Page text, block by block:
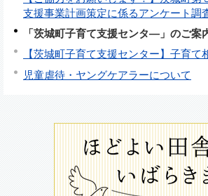
支援事業計画策定に係るアンケート調
「茨城町子育て支援センタ―」のご案
【茨城町子育て支援センター】子育て
児童虐待・ヤングケアラーについて